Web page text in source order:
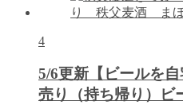
4
5/6更新【ビールを
売り（持ち帰り）ビ